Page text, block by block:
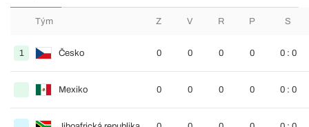
Tým Z V R P S
1 Česko 0 0 0 0 0 : 0
Mexiko 0 0 0 0 0 : 0